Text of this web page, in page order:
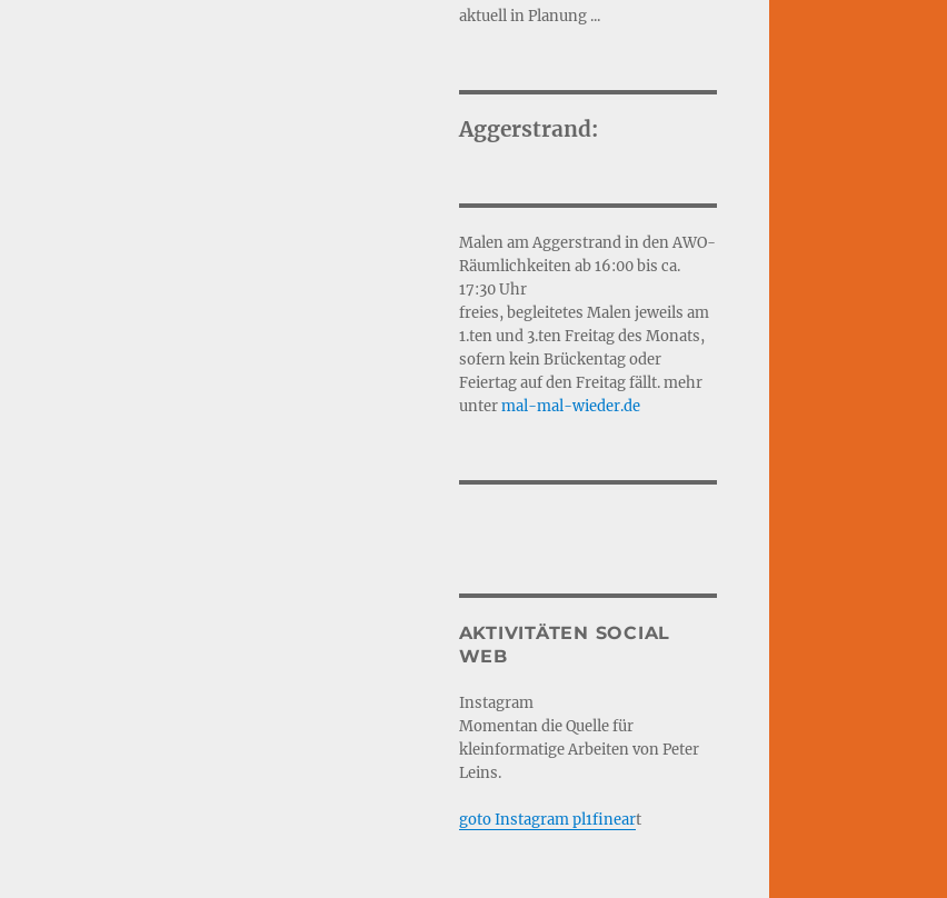
aktuell in Planung ...
Aggerstrand:
Malen am Aggerstrand in den AWO-
Räumlichkeiten ab 16:00 bis ca.
17:30 Uhr
freies, begleitetes Malen jeweils am
1.ten und 3.ten Freitag des Monats,
sofern kein Brückentag oder
Feiertag auf den Freitag fällt. mehr
untermal-mal-wieder.de
AKTIVITÄTEN SOCIAL
WEB
Instagram
Momentan die Quelle für
kleinformatige Arbeiten von Peter
Leins.
goto Instagram pl1fineart